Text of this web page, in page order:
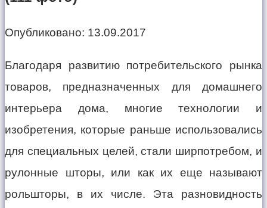
Опубликовано: 13.09.2017
Благодаря развитию потребительского рынка
товаров, предназначенных для домашнего
интерьера дома, многие технологии и
изобретения, которые раньше использовались
для специальных целей, стали ширпотребом, и
рулонные шторы, или как их еще называют
рольшторы, в их числе. Эта разновидность